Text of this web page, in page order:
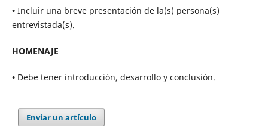
• Incluir una breve presentación de la(s) persona(s)
entrevistada(s).
HOMENAJE
• Debe tener introducción, desarrollo y conclusión.
Enviar un artículo